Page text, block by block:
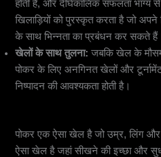
होती हैं, और दीर्घकालिक सफलता भाग्य
खिलाड़ियों को पुरस्कृत करता है जो
के साथ भिन्नता का प्रबंधन कर सकते
खेलों के साथ तुलना:जबकि खेल के
पोकर के लिए अनगिनत खेलों और
निष्पादन की आवश्यकता होती है।
पोकर एक ऐसा खेल है जो उम्र, लिंग और
ऐसा खेल है जहां सीखने की इच्छा और